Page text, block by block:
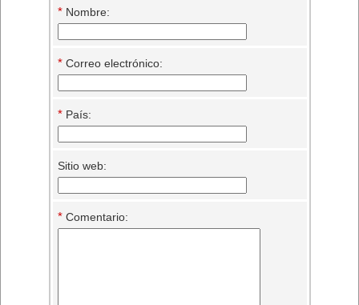
*Nombre:
*Correo electrónico:
*País:
Sitio web:
*Comentario: